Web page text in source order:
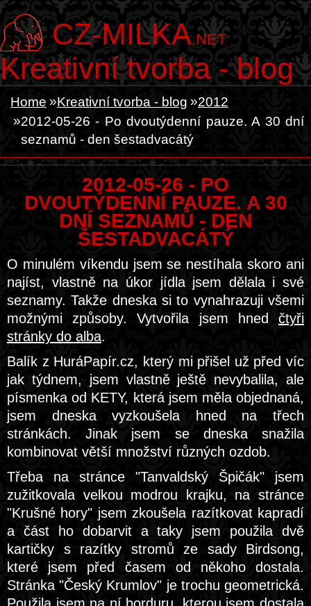
CZ-MILKA.NET
Kreativní tvorba - blog
Home Kreativní tvorba - blog
2012
2012-05-26 - Po dvoutýdenní pauze. A 30 dní
seznamů - den šestadvacátý
2012-05-26 - PO
DVOUTÝDENNÍ PAUZE. A 30
DNÍ SEZNAMŮ - DEN
ŠESTADVACÁTÝ
O minulém víkendu jsem se nestíhala skoro ani
najíst, vlastně na úkor jídla jsem dělala i své
seznamy. Takže dneska si to vynahrazuji všemi
možnými způsoby. Vytvořila jsem hned čtyři
stránky do alba.
Balík z HuráPapír.cz, který mi přišel už před víc
jak týdnem, jsem vlastně ještě nevybalila, ale
písmenka od KETY, která jsem měla objednaná,
jsem dneska vyzkoušela hned na třech
stránkách. Jinak jsem se dneska snažila
kombinovat větší množství různých ozdob.
Třeba na stránce "Tanvaldský Špičák" jsem
zužitkovala velkou modrou krajku, na stránce
"Krušné hory" jsem zkoušela razítkovat kapradí
a část ho dobarvit a taky jsem použila dvě
kartičky s razítky stromů ze sady Birdsong,
které jsem před časem od někoho dostala.
Stránka "Český Krumlov" je trochu geometrická.